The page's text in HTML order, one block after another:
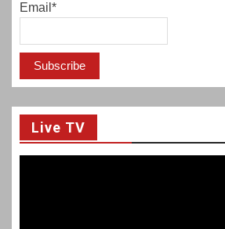
Email*
Live TV